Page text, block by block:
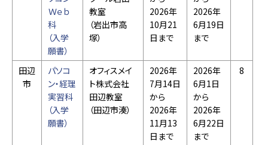
Ｗｅｂ
科
（入学
願書）
教室
（岩出市高
塚）
2026年
10月21
日まで
2026年
6月19日
まで
田辺
市
パソコ
ン・経理
実習科
（入学
願書）
オフィスメイ
ト株式会社
田辺教室
（田辺市湊）
2026年
7月14日
から
2026年
11月13
日まで
2026年
6月1日
から
2026年
6月22日
まで
8